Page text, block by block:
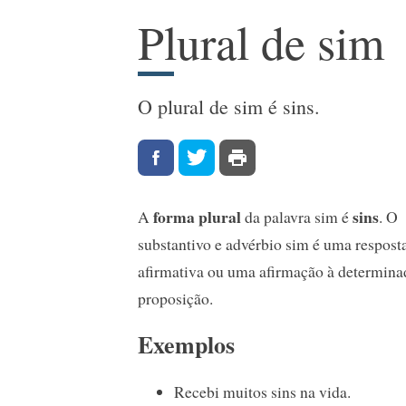
Plural de sim
O plural de sim é sins.
Aforma pluralda palavra sim ésins. O
substantivo e advérbio sim é uma
afirmativa ou uma afirmação à
proposição.
Exemplos
Recebi muitos sins na vida.